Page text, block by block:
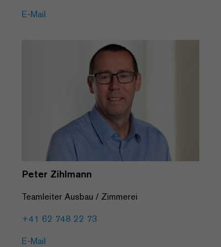
E-Mail
Peter Zihlmann
Teamleiter Ausbau / Zimmerei
+41 62 748 22 73
E-Mail